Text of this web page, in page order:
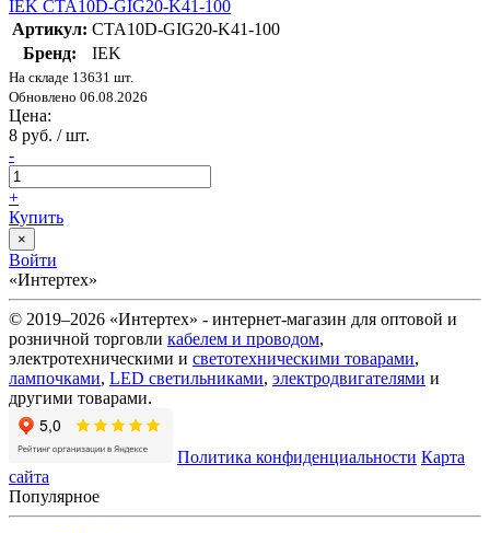
IEK CTA10D-GIG20-K41-100
Артикул: CTA10D-GIG20-K41-100
Бренд:
IEK
На складе 13631 шт.
Обновлено 06.08.2026
Цена:
8 руб. / шт.
-
+
Купить
×
Войти
«Интертех»
© 2019–2026 «Интертех» - интернет-магазин для оптовой и
розничной торговли кабелем и проводом,
электротехническими и светотехническими товарами,
лампочками, LED светильниками, электродвигателями и
другими товарами.
Политика конфиденциальности Карта
сайта
Популярное